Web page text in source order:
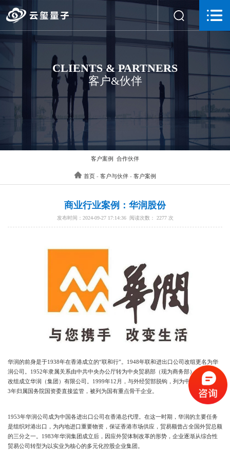
CLIENTS & PARTNERS
客户&伙伴
客户案例 合作伙伴
首页 - 客户与伙伴 - 客户案例
商业行业案例：华润股份
发布时间：2024-09-27 17:14:36 阅读次数： 2277 次
华润的前身是于1938年在香港成立的“联和行”。1948年联和进出口公司改组更名为华
润公司。1952年隶属关系由中共中央办公厅转为中央贸易部（现为商务部）。1983年
改组成立华润（集团）有限公司。1999年12月，与外经贸部脱钩，列为中央管理。200
3年归属国务院国资委直接监管，被列为国有重点骨干企业。
1953年华润公司成为中国各进出口公司在香港总代理。在这一时期，华润的主要任务
是组织对港出口，为内地进口重要物资，保证香港市场供应，贸易额曾占全国外贸总额
的三分之一。1983年华润集团成立后，因应外贸体制改革的形势，企业逐渐从综合性
贸易公司转型为以实业为核心的多元化控股企业集团。